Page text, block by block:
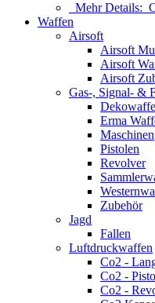
Mehr Details:
Waffen
Airsoft
Airsoft
Airsoft
Airsoft
Gas-, Signal- &
Erma
Pistolen
Revolver
Zubehör
Jagd
Fallen
Luftdruckwaffen
Co2 -
Co2 -
Co2 -